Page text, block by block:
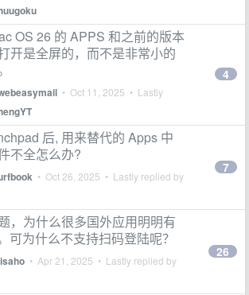
OS 26 的 APPS 和之前的版本
开是全屏的，而不是非常小的
• Oct 11, 2025 • Lastly
4
后, 用来替代的 Apps 中
不全怎么办?
• Oct 26, 2025 • Lastly replied by
7
，为什么很多国外应用明明有
可为什么不支持扫码登陆呢？
• Apr 21, 2025 • Lastly replied by
26